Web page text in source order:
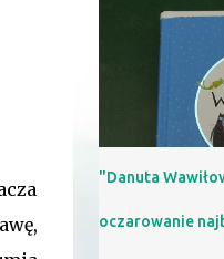
"Danuta
oczarowanie